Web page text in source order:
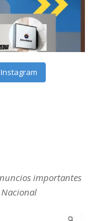
importantes